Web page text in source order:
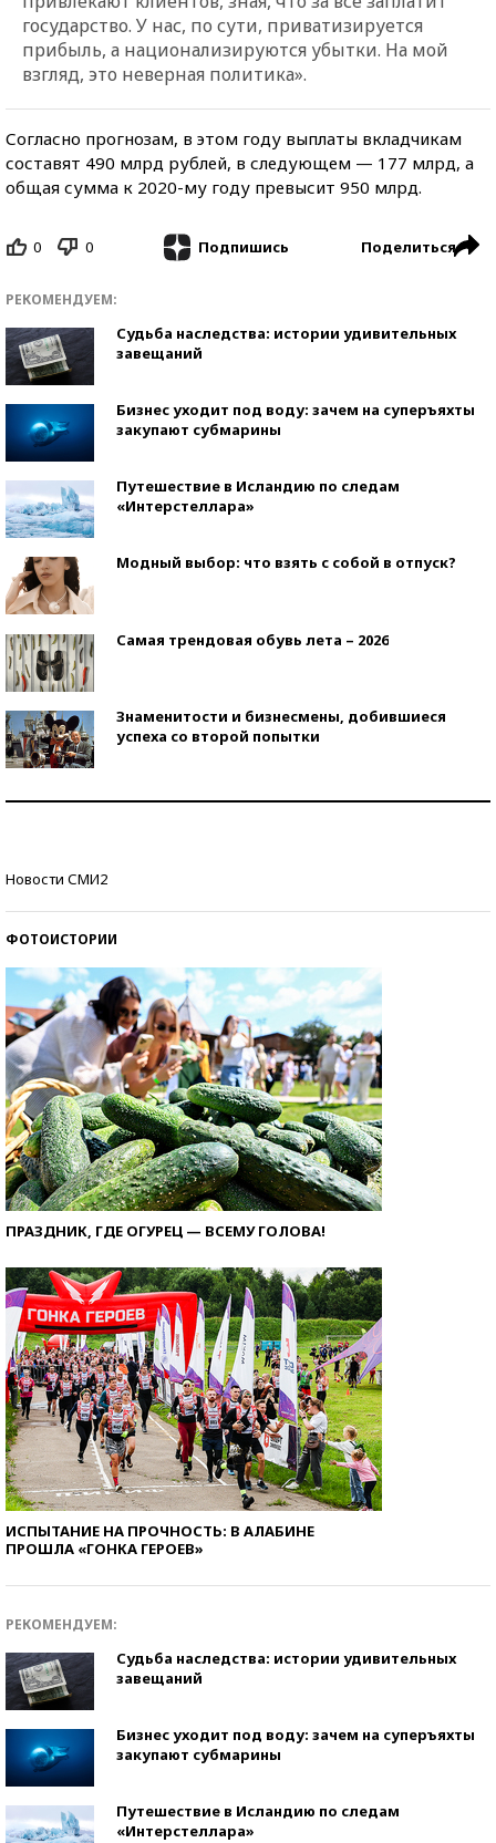
государство. У нас, по сути, приватизируется
прибыль, а национализируются убытки. На мой
взгляд, это неверная политика».
Согласно прогнозам, в этом году выплаты вкладчикам
составят 490 млрд рублей, в следующем — 177 млрд, а
общая сумма к 2020-му году превысит 950 млрд.
0 0 Подпишись Поделиться
РЕКОМЕНДУЕМ:
Судьба наследства: истории удивительных
завещаний
Бизнес уходит под воду: зачем на суперъяхты
закупают субмарины
Путешествие в Исландию по следам
«Интерстеллара»
Модный выбор: что взять с собой в отпуск?
Самая трендовая обувь лета – 2026
Знаменитости и бизнесмены, добившиеся
успеха со второй попытки
Новости СМИ2
ФОТОИСТОРИИ
ПРАЗДНИК, ГДЕ ОГУРЕЦ — ВСЕМУ ГОЛОВА!
ИСПЫТАНИЕ НА ПРОЧНОСТЬ: В АЛАБИНЕ
ПРОШЛА «ГОНКА ГЕРОЕВ»
РЕКОМЕНДУЕМ:
Судьба наследства: истории удивительных
завещаний
Бизнес уходит под воду: зачем на суперъяхты
закупают субмарины
Путешествие в Исландию по следам
«Интерстеллара»